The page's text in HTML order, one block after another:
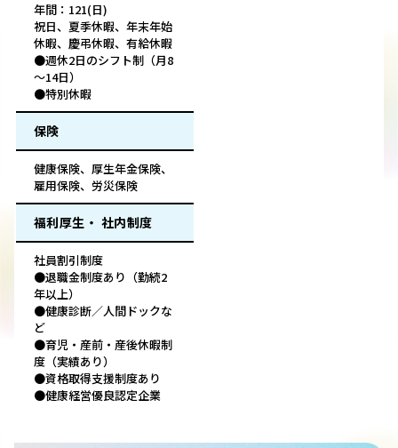
年間：121(日)
祝日、夏季休暇、年末年始
休暇、慶弔休暇、有給休暇
●週休2日のシフト制（月8
～14日）
●特別休暇
保険
健康保険、厚生年金保険、
雇用保険、労災保険
福利厚生・ 社内制度
社員割引制度
●退職金制度あり（勤続2
年以上）
●健康診断／人間ドックな
ど
●育児・産前・産後休暇制
度（実績あり）
●資格取得支援制度あり
●健康経営優良認定企業